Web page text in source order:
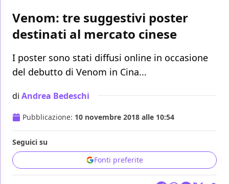
Venom: tre suggestivi poster
destinati al mercato cinese
I poster sono stati diffusi online in occasione
del debutto di Venom in Cina...
di Andrea Bedeschi
Pubblicazione: 10 novembre 2018 alle 10:54
Seguici su
Fonti preferite